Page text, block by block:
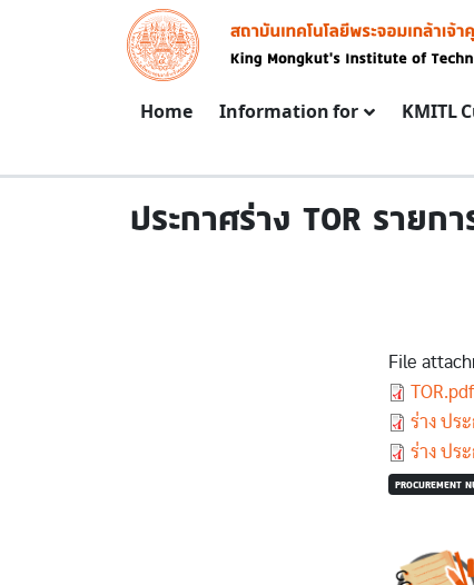
Skip to main content
Image
Main navigation
Home Information for KMITL
ประกาศร่าง TOR ราย
File
Document
TOR.pdf
Document
ร่าง ปร
Document
ร่าง ปร
PROCUREMENT